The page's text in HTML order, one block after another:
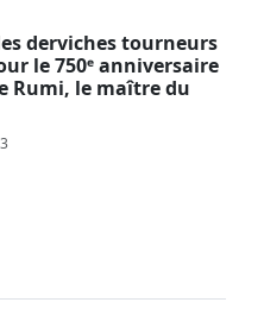
derviches tourneurs
le 750ᵉ anniversaire
Rumi, le maître du